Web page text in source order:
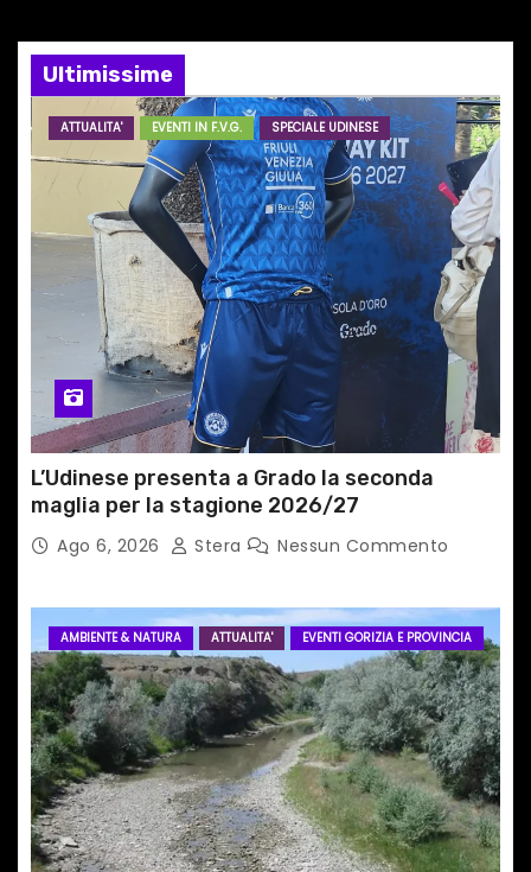
e
a
r
i
c
l
i
Ultimissime
ATTUALITA' EVENTI IN F.V.G. SPECIALE UDINESE
L’Udinese presenta a Grado la seconda
maglia per la stagione 2026/27
Ago 6, 2026 Stera Nessun Commento
AMBIENTE & NATURA ATTUALITA' EVENTI GORIZIA E PROVINCIA